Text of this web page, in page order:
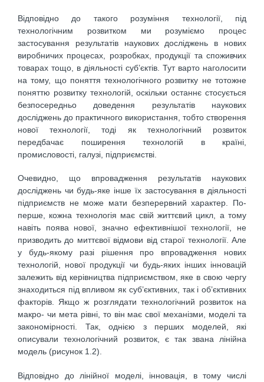
Відповідно до такого розуміння технології, під
технологічним розвитком ми розуміємо процес
застосування результатів наукових досліджень в нових
виробничих процесах, розробках, продукції та споживчих
товарах тощо, в діяльності суб’єктів. Тут варто наголосити
на тому, що поняття технологічного розвитку не тотожне
поняттю розвитку технологій, оскільки останнє стосується
безпосередньо доведення результатів наукових
досліджень до практичного використання, тобто створення
нової технології, тоді як технологічний розвиток
передбачає поширення технологій в країні,
промисловості, галузі, підприємстві.
Очевидно, що впровадження результатів наукових
досліджень чи будь-яке інше їх застосування в діяльності
підприємств не може мати безперервний характер. По-
перше, кожна технологія має свій життєвий цикл, а тому
навіть поява нової, значно ефективнішої технології, не
призводить до миттєвої відмови від старої технології. Але
у будь-якому разі рішення про впровадження нових
технологій, нової продукції чи будь-яких інших інновацій
залежить від керівництва підприємством, яке в свою чергу
знаходиться під впливом як суб’єктивних, так і об’єктивних
факторів. Якщо ж розглядати технологічний розвиток на
макро- чи мета рівні, то він має свої механізми, моделі та
закономірності. Так, однією з перших моделей, які
описували технологічний розвиток, є так звана лінійна
модель (рисунок 1.2).
Відповідно до лінійної моделі, інновація, в тому числі